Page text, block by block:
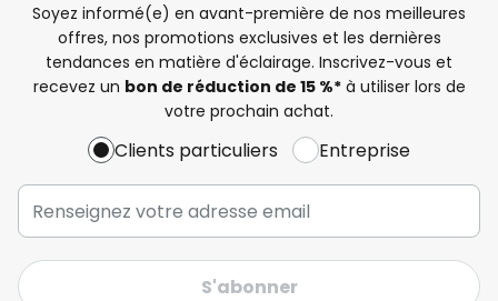
Soyez informé(e) en avant-première de nos meilleures
offres, nos promotions exclusives et les dernières
tendances en matière d'éclairage. Inscrivez-vous et
recevez un bon de réduction de 15 %*à utiliser lors de
votre prochain achat.
Clients particuliers Entreprise
S'abonner